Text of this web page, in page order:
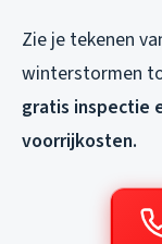
Zie je tekenen
winterstormen
gratis inspectie
voorrijkosten.